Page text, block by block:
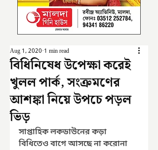
বিধিনিষেধ উপেক্ষা করেই
খুলল পার্ক, সংক্রমণের
আশঙ্কা নিয়ে উপচে পড়ল
ভিড়
Aug 1, 2020 1 min read
সাপ্তাহিক লকডাউনের কড়া
বিধিতেও বাগে আসছে না করোনা